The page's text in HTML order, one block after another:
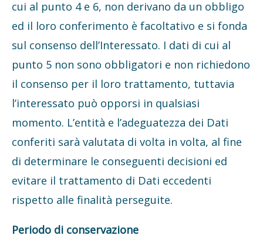
cui al punto 4 e 6, non derivano da un obbligo
ed il loro conferimento è facoltativo e si fonda
sul consenso dell’Interessato. I dati di cui al
punto 5 non sono obbligatori e non richiedono
il consenso per il loro trattamento, tuttavia
l’interessato può opporsi in qualsiasi
momento. L’entità e l’adeguatezza dei Dati
conferiti sarà valutata di volta in volta, al fine
di determinare le conseguenti decisioni ed
evitare il trattamento di Dati eccedenti
rispetto alle finalità perseguite.
Periodo di conservazione